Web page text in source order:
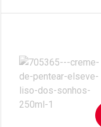
Laboratório
Por Menos
AVISE-ME